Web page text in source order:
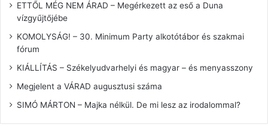
ETTŐL MÉG NEM ÁRAD – Megérkezett az eső a Duna
vízgyűjtőjébe
KOMOLYSÁG! – 30. Minimum Party alkotótábor és szakmai
fórum
KIÁLLÍTÁS – Székelyudvarhelyi és magyar – és menyasszony
Megjelent a VÁRAD augusztusi száma
SIMÓ MÁRTON – Majka nélkül. De mi lesz az irodalommal?